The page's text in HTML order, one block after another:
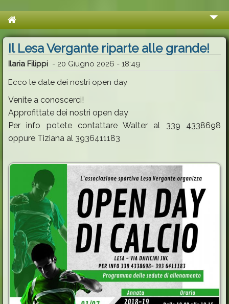
Chi Siamo
Organigramma
Info & Iscrizioni
Programmi e Comunicazioni
Le squadre
Gallery
Calendario
Il Lesa Vergante riparte alle grande!
Ilaria Filippi - 20 Giugno 2026 - 18:49
Ecco le date dei nostri open day
Venite a conoscerci!
Approfittate dei nostri open day
Per info potete contattare Walter al 339 4338698
oppure Tiziana al 3936411183